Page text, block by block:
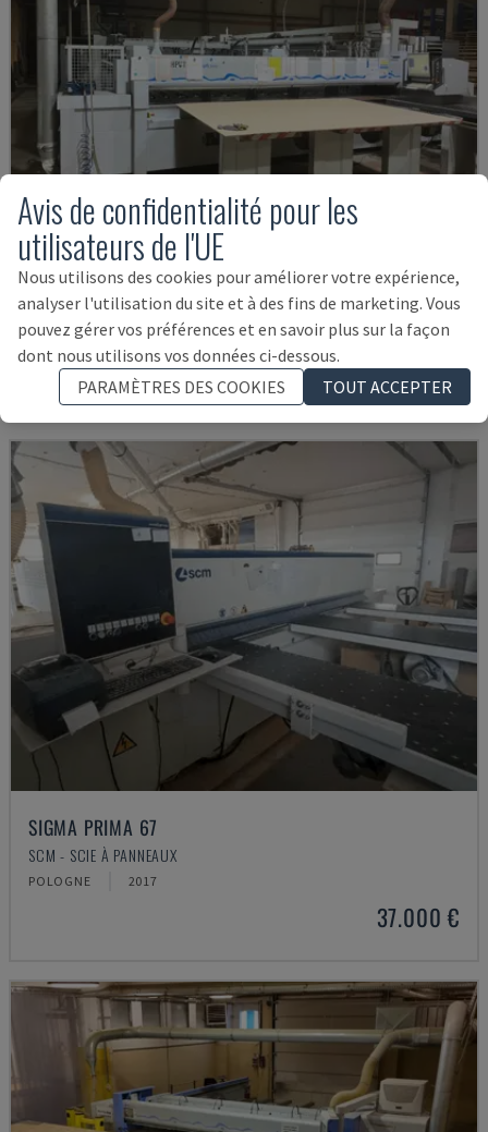
HPV11
HOLZMA - SCIE À PANNEAUX
ALLEMAGNE 1999
17.000 €
SIGMA PRIMA 67
SCM - SCIE À PANNEAUX
POLOGNE 2017
37.000 €
Avis de confidentialité pour les
utilisateurs de l'UE
Nous utilisons des cookies pour améliorer votre expérience,
analyser l'utilisation du site et à des fins de marketing. Vous
pouvez gérer vos préférences et en savoir plus sur la façon
dont nous utilisons vos données ci-dessous.
PARAMÈTRES DES COOKIES
TOUT ACCEPTER